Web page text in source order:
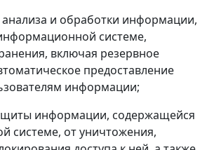
и обработки информации,
системе,
включая резервное
предоставление
информации;
информации, содержащейся
системе, от уничтожения,